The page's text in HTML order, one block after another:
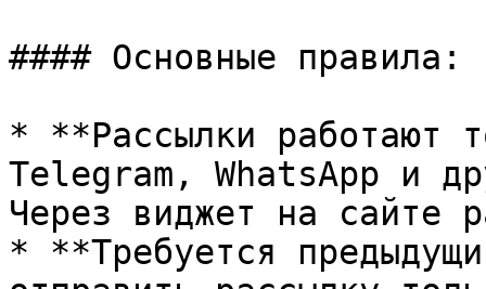
#### Основные правила:
* **Рассылки работают
Telegram, WhatsApp и
Через виджет на сайте
* **Требуется